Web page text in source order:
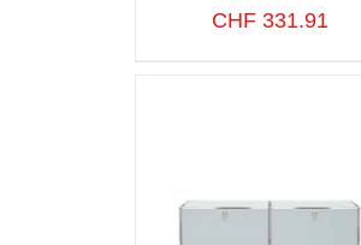
VOIR LES
DÉTAILS
CHF331.91